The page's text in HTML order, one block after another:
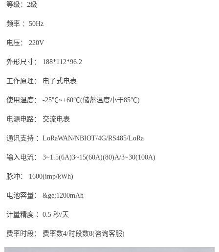
等级：2级
频率 ：50Hz
电压： 220V
外形尺寸： 188*112*96.2
工作原理： 电子式电表
使用温度： -25℃~+60℃(储蓄温度小于85℃)
电源电路： 交流电表
通讯支持 ：LoRaWAN/NBIOT/4G/RS485/LoRa
输入电流： 3~1.5(6A)3~15(60A)(80)A/3~30(100A)
脉冲： 1600(imp/kWh)
电池容量： &ge;1200mAh
计量精度 ：0.5 秒/天
费率时段： 费率数4/时段数8(咨询客服)